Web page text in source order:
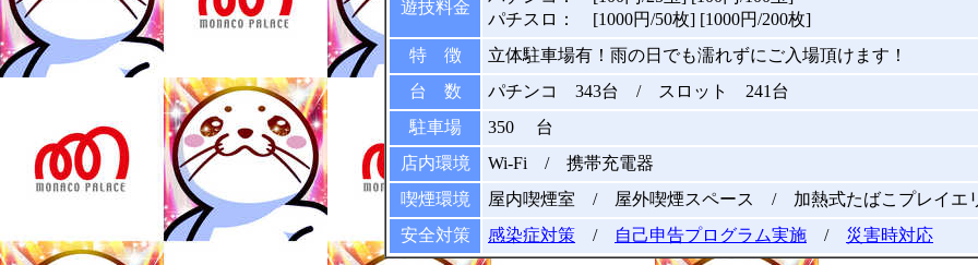
遊技料金
パチスロ： [1000円/50枚] [1000円/200枚]
特 徴
立体駐車場有！雨の日でも濡れずにご入場頂けます！
台 数
パチンコ 343台 / スロット 241台
駐車場
350 台
店内環境
Wi-Fi / 携帯充電器
喫煙環境
屋内喫煙室 / 屋外喫煙スペース / 加熱式たばこプレイエ
安全対策
感染症対策 / 自己申告プログラム実施 / 災害時対応